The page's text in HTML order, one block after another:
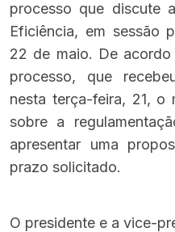
processo que discute
Eficiência, em sessão
22 de maio. De
processo, que
nesta terça-feira, 21, o
sobre a
apresentar uma
prazo solicitado.
O presidente e a vice-